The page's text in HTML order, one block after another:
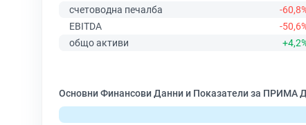
счетоводна печалба
-
EBITDA
-
общо активи
Основни Финансови Данни и Показатели за